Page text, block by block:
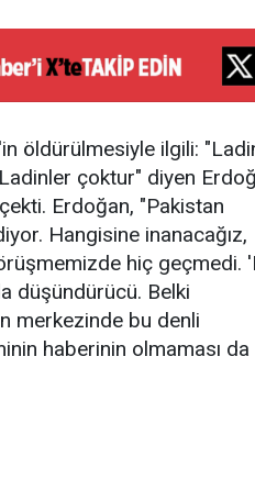
öldürülmesiyle ilgili:
çoktur" diyen
Erdoğan, "Pakistan
Hangisine inanacağız,
hiç geçmedi.
düşündürücü. Belki
merkezinde bu denli
haberinin olmaması da